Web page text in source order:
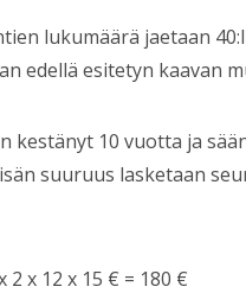
lukumäärä jaetaan
edellä esitetyn kaavan
kestänyt 10 vuotta ja
suuruus lasketaan
2 x 12 x 15 € = 180 €